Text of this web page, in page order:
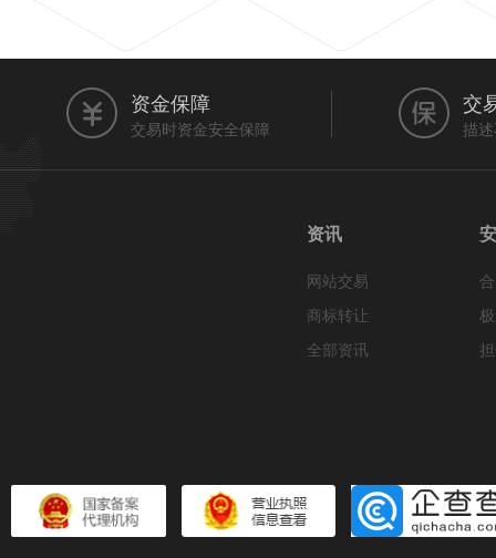
资金保障
交易时资金安全保障
交
描
资讯
网站交易
商标转让
全部资讯